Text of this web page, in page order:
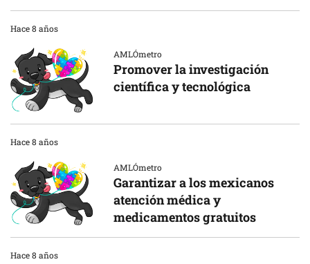
Hace 8 años
AMLÓmetro
Promover la investigación
científica y tecnológica
Hace 8 años
AMLÓmetro
Garantizar a los mexicanos
atención médica y
medicamentos gratuitos
Hace 8 años